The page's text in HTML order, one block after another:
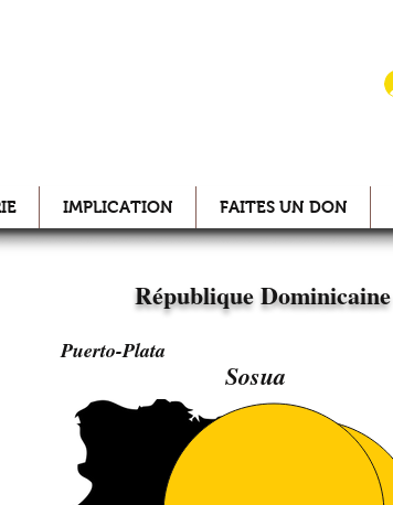
République Dominicaine
Puerto-Plata
Sosua
IMPLICATION FAITES UN DON